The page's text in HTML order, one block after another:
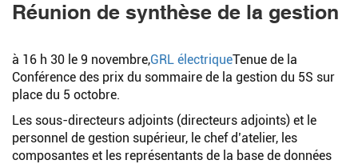
Réunion de synthèse de la gestion
à 16 h 30 le 9 novembre,GRL électriqueTenue de la
Conférence des prix du sommaire de la gestion du 5S sur
place du 5 octobre.
Les sous-directeurs adjoints (directeurs adjoints) et le
personnel de gestion supérieur, le chef d’atelier, les
composantes et les représentants de la base de données